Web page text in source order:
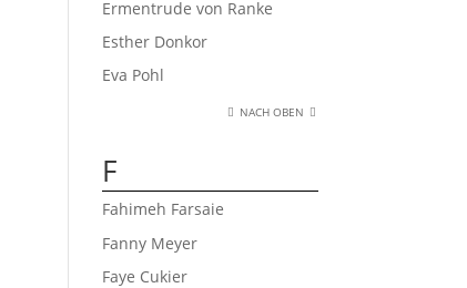
Ermentrude von Ranke
Esther Donkor
Eva Pohl
NACH OBEN
F
Fahimeh Farsaie
Fanny Meyer
Faye Cukier